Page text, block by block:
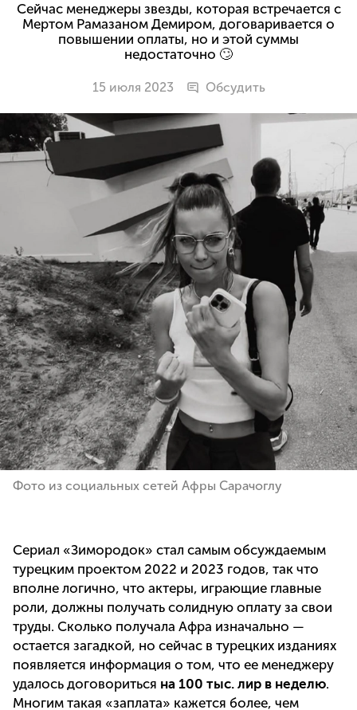
Сейчас менеджеры звезды, которая встречается с
Мертом Рамазаном Демиром, договаривается о
повышении оплаты, но и этой суммы
недостаточно 🙄
15 июля 2023 Обсудить
Фото из социальных сетей Афры Сарачоглу
Сериал «Зимородок» стал самым обсуждаемым
турецким проектом 2022 и 2023 годов, так что
вполне логично, что актеры, играющие главные
роли, должны получать солидную оплату за свои
труды. Сколько получала Афра изначально —
остается загадкой, но сейчас в турецких изданиях
появляется информация о том, что ее менеджеру
удалось договориться на 100 тыс. лир в неделю.
Многим такая «заплата» кажется более, чем